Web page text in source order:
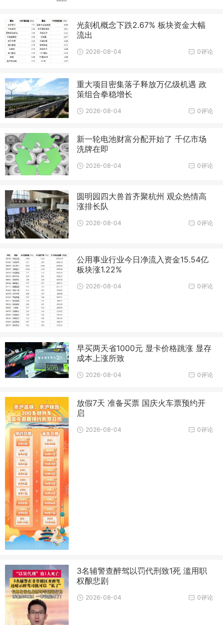
光刻机概念下跌2.67% 板块资金大幅
流出
0评论
2026-08-04
重大项目密集落子释放万亿级机遇 政
策组合拳稳增长
0评论
2026-08-04
新一轮电池财富分配开始了 千亿市场
洗牌在即
0评论
2026-08-04
圆明园四大兽首齐聚杭州 观众热情高
涨排长队
0评论
2026-08-04
公用事业行业今日净流入资金15.54亿
板块涨1.22%
0评论
2026-08-04
早买两天省1000元 显卡价格跳涨 显存
成本上涨所致
0评论
2026-08-04
放假7天 准备买票 国庆火车票预约开
启
0评论
2026-08-04
3名辅警查醉驾以罚代刑致1死 滥用职
权酿悲剧
0评论
2026-08-04